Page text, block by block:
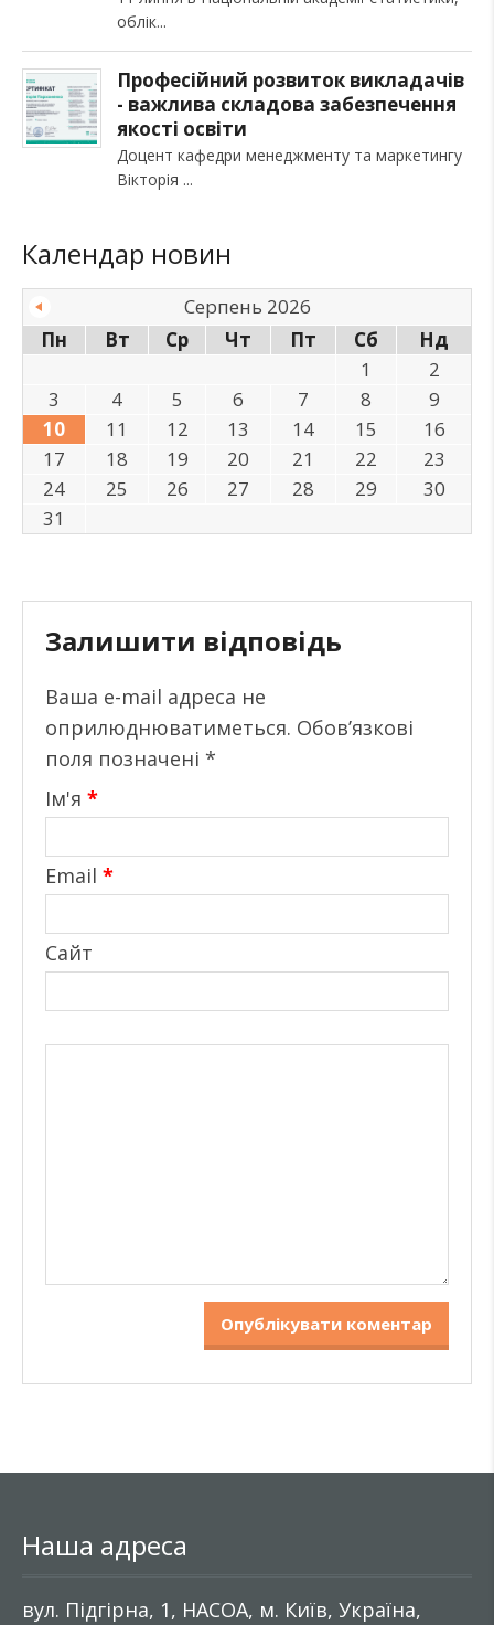
облік
Професійний розвиток викладачів
- важлива складова забезпечення
якості освіти
Доцент кафедри менеджменту та маркетингу
Вікторія
Календар новин
Серпень 2026
Пн
Вт Ср Чт Пт Сб
Нд
1
2
3
4 5 6 7 8
9
10
11 12 13 14 15
16
17
18 19 20 21 22
23
24
25 26 27 28 29
30
31
Залишити відповідь
Ваша e-mail адреса не
оприлюднюватиметься. Обов’язкові
поля позначені *
Ім'я *
Email *
Сайт
Наша адреса
вул. Підгірна, 1, НАСОА, м. Київ, Україна,